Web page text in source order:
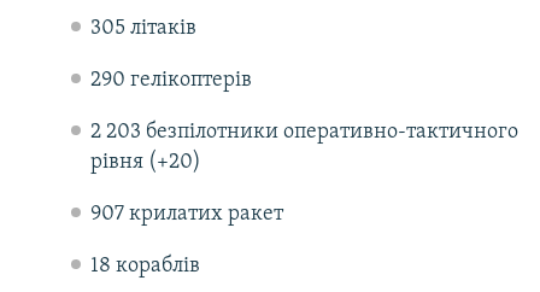
305 літаків
290 гелікоптерів
2 203 безпілотники оперативно-тактичного
рівня (+20)
907 крилатих ракет
18 кораблів